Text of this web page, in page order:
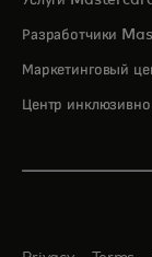
Разработчики
Маркетинговый
Центр